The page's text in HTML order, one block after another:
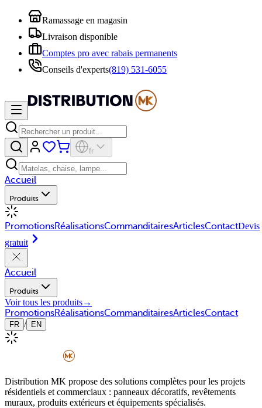
Ramassage en magasin
Livraison disponible
Comptes pro avec rabais permanents
Conseils d'experts(819) 531-6055
fr
Accueil
Produits
PromotionsRéalisationsCommanditairesArticlesContactDevis
gratuit
Accueil
Produits
Voir tous les produits→
PromotionsRéalisationsCommanditairesArticlesContact
FR / EN
Distribution MK propose des solutions complètes pour les projets
résidentiels et commerciaux : panneaux décoratifs, revêtements
muraux, produits extérieurs et équipements spécialisés.